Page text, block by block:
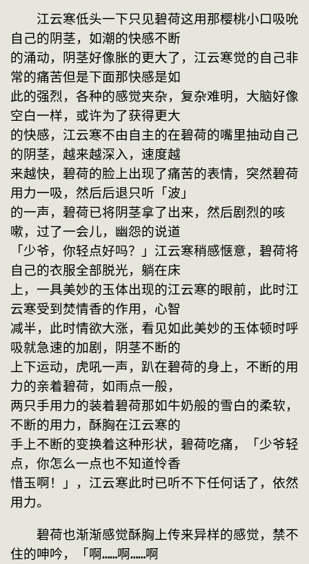
江云寒低头一下只见碧荷这用那樱桃小口吸吮
自己的阴茎，如潮的快感不断
的涌动，阴茎好像胀的更大了，江云寒觉的自己非
常的痛苦但是下面那快感是如
此的强烈，各种的感觉夹杂，复杂难明，大脑好像
空白一样，或许为了获得更大
的快感，江云寒不由自主的在碧荷的嘴里抽动自己
的阴茎，越来越深入，速度越
来越快，碧荷的脸上出现了痛苦的表情，突然碧荷
用力一吸，然后后退只听「波」
的一声，碧荷已将阴茎拿了出来，然后剧烈的咳
嗽，过了一会儿，幽怨的说道
「少爷，你轻点好吗？」江云寒稍感惬意，碧荷将
自己的衣服全部脱光，躺在床
上，一具美妙的玉体出现的江云寒的眼前，此时江
云寒受到焚情香的作用，心智
减半，此时情欲大涨，看见如此美妙的玉体顿时呼
吸就急速的加剧，阴茎不断的
上下运动，虎吼一声，趴在碧荷的身上，不断的用
力的亲着碧荷，如雨点一般，
两只手用力的装着碧荷那如牛奶般的雪白的柔软，
不断的用力，酥胸在江云寒的
手上不断的变换着这种形状，碧荷吃痛，「少爷轻
点，你怎么一点也不知道怜香
惜玉啊！」，江云寒此时已听不下任何话了，依然
用力。
碧荷也渐渐感觉酥胸上传来异样的感觉，禁不
住的呻吟，「啊……啊……啊